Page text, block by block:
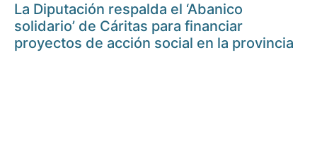
La Diputación respalda el ‘Abanico
solidario’ de Cáritas para financiar
proyectos de acción social en la provincia